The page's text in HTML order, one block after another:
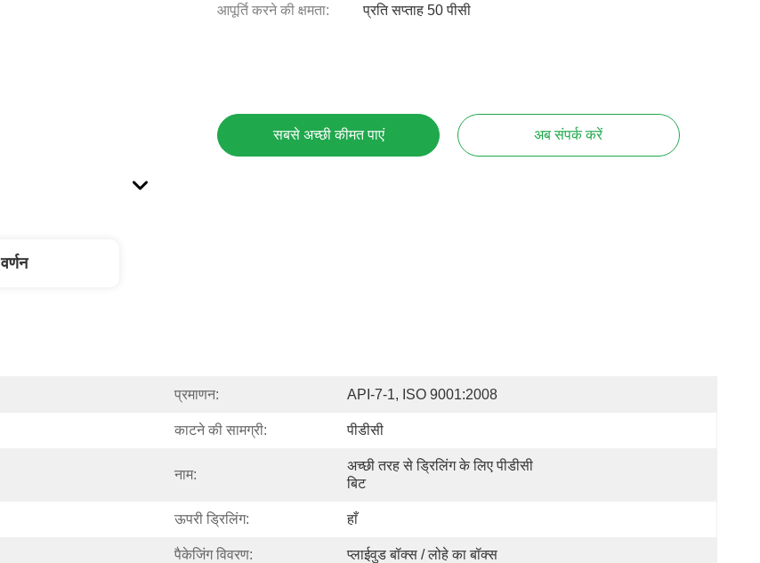
आपूर्ति करने की क्षमता: प्रति सप्ताह 50 पीसी
सबसे अच्छी कीमत पाएं अब संपर्क करें
प्रमाणन: API-7-1, ISO 9001:2008
काटने की सामग्री: पीडीसी
नाम:
अच्छी तरह से ड्रिलिंग के लिए पीडीसी
बिट
ऊपरी ड्रिलिंग: हाँ
पैकेजिंग विवरण: प्लाईवुड बॉक्स / लोहे का बॉक्स